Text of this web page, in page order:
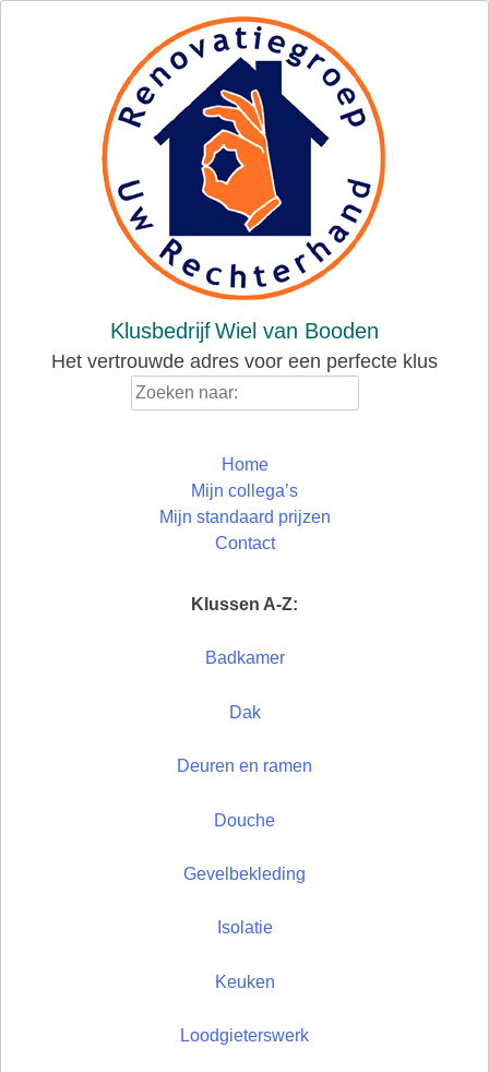
KlusbedrijfWiel van Booden
Het vertrouwde adres voor een perfecte klus
Home
Mijn collega’s
Mijn standaard prijzen
Contact
Klussen A-Z:
Badkamer
Dak
Deuren en ramen
Douche
Gevelbekleding
Isolatie
Keuken
Loodgieterswerk